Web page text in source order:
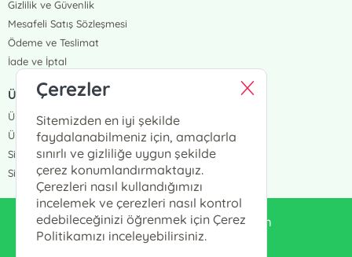
Gizlilik ve Güvenlik
Mesafeli Satış Sözleşmesi
Ödeme ve Teslimat
İade ve İptal
ÜYELİK VE SİPARİŞ
Üye Girişi
Üye Ol
Sipariş Takip
Siparişlerim
enduluskitabevi@gmail.com
Çerezler
Sitemizden en iyi şekilde
faydalanabilmeniz için, amaçlarla
sınırlı ve gizliliğe uygun şekilde
çerez konumlandırmaktayız.
Çerezleri nasıl kullandığımızı
incelemek ve çerezleri nasıl kontrol
edebileceğinizi öğrenmek için Çerez
Politikamızı inceleyebilirsiniz.